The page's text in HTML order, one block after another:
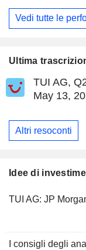
Ultima
TUI AG,
May 13,
Altri resoconti
Idee di
TUI AG: JP
I consigli degli
Vedi tutte le